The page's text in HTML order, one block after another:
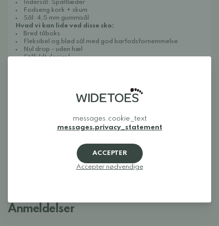
Indersål: Spaltlæder
Fodseng kork + skum
Sål: 4,5 mm gummisål
Hvad vi kan lide ved disse sko:
Bred tåboks
Fleksibel og blød sål med god barfodsfornemmelse
Nul drop - uden hæl
Stilfuldt design!
Størrelse: Ret rummelig, se størrelsesdiagrammet
at holde læderet blødt. For børstet læder anbefales det
Collonil Organic Cover. Vask ikke skoene eller brug
Fremstillet i Tjekkiet under strenge europæiske regler
vedrørende sikkerhed, sundhed og kvalitet.
Anmeldelser
messages.cookie_text
messages.privacy_statement
ACCEPTER
Accepter nødvendige